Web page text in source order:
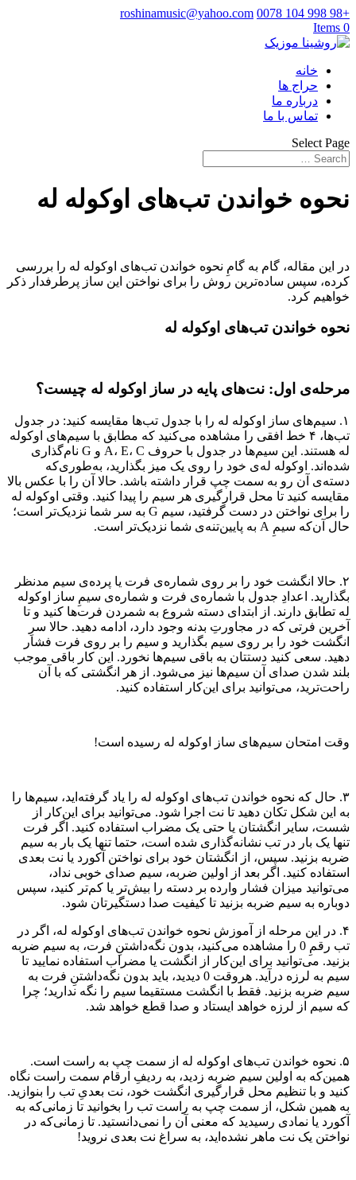
+98 998 104 0078
roshinamusic@yahoo.com
0 Items
خانه
حراج ها
درباره ما
تماس با ما
Select Page
نحوه خواندن تب‌های اوکوله له
در این مقاله، گام به گامِ نحوه خواندن تب‌های اوکوله له را بررسی
کرده، سپس ساده‌ترین روش را برای نواختن این ساز پرطرفدار ذکر
خواهیم کرد.
نحوه خواندن تب‌های اوکوله له
مرحله‌ی اول: نت‌های پایه در ساز اوکوله له چیست؟
۱. سیم‌های ساز اوکوله له را با جدول تب‌ها مقایسه کنید: در جدول
تب‌ها، ۴ خط افقی را مشاهده می‌کنید که مطابق با سیم‌های اوکوله
له هستند. این سیم‌ها در جدول با حروف A، E، C و G نام‌گذاری
شده‌اند. اوکوله له‌ی خود را روی یک میز بگذارید، به‌طوری‌که
دسته‌ی آن رو به سمت چپ قرار داشته باشد. حالا آن را با عکس بالا
مقایسه کنید تا محل قرارگیری هر سیم را پیدا کنید. وقتی اوکوله له
را برای نواختن در دست گرفتید، سیم G به سر شما نزدیک‌تر است؛
حال آن‌که سیمِ A به پایین‌تنه‌ی شما نزدیک‌تر است.
۲. حالا انگشت خود را بر روی شماره‌ی فرت یا پرده‌ی سیم مدنظر
بگذارید. اعدادِ جدول با شماره‌ی فرت و شماره‌ی سیمِ ساز اوکوله
له تطابق دارند. از ابتدای دسته شروع به شمردن فرت‌ها کنید و تا
آخرین فرتی که در مجاورتِ بدنه وجود دارد،‌ ادامه دهید. حالا سرِ
انگشت خود را بر روی سیم بگذارید و سیم را بر روی فرت فشار
دهید. سعی کنید دستتان به باقی سیم‌ها نخورد. این کار باقی موجب
بلند شدن صدای آن سیم‌ها نیز می‌شود. از هر انگشتی که با آن
راحت‌ترید، می‌توانید برای این‌کار استفاده کنید.
وقت امتحان سیم‌های ساز اوکوله له رسیده است!
۳. حال که نحوه خواندن تب‌های اوکوله له را یاد گرفته‌اید، سیم‌ها را
به این شکل تکان دهید تا نت اجرا شود. می‌توانید برای این‌کار از
شست، سایر انگشتان یا حتی یک مضراب استفاده کنید. اگر فرت
تنها یک بار در تب نشانه‌گذاری‌ شده است، حتما تنها یک بار به سیم
ضربه بزنید. سپس، از انگشتان خود برای نواختن آکورد یا نت بعدی
استفاده کنید. اگر بعد از اولین ضربه، سیم صدای خوبی نداد،
می‌توانید میزان فشار وارده بر دسته را بیش‌تر یا کم‌تر کنید، سپس
دوباره به سیم ضربه بزنید تا کیفیت صدا دستگیرتان شود.
۴. در این مرحله از آموزش نحوه خواندن تب‌های اوکوله له، اگر در
تب رقمِ 0 را مشاهده می‌کنید، بدون نگه‌داشتنِ فرت، به سیم ضربه
بزنید. می‌توانید برای این‌کار از انگشت یا مضراب استفاده نمایید تا
سیم به لرزه درآید. هروقت 0 دیدید، باید بدون نگه‌داشتنِ فرت به
سیم ضربه بزنید. فقط با انگشت مستقیما سیم را نگه ندارید؛ چرا
که سیم از لرزه خواهد ایستاد و صدا قطع خواهد شد.
۵. نحوه خواندن تب‌های اوکوله له از سمت چپ به راست است.
همین‌که به اولین سیم ضربه زدید، به ردیفِ ارقام سمت راست نگاه
کنید و با تنظیم محل قرارگیری انگشت خود، نت بعدیِ تب را بنوازید.
به همین شکل، از سمت چپ به راست تب را بخوانید تا زمانی‌که به
آکورد یا نمادی رسیدید که معنی آن را نمی‌دانستید. تا زمانی‌که در
نواختن یک نت ماهر نشده‌اید، به سراغ نت بعدی نروید!